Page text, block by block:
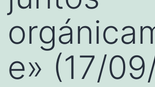
e» (17/